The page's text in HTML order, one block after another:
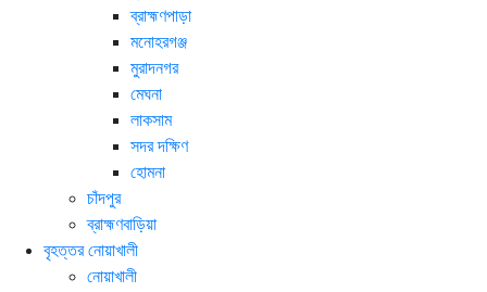
ব্রাহ্মণপাড়া
মনোহরগঞ্জ
মুরাদনগর
মেঘনা
লাকসাম
সদর দক্ষিণ
হোমনা
চাঁদপুর
ব্রাহ্মণবাড়িয়া
বৃহত্তর নোয়াখালী
নোয়াখালী